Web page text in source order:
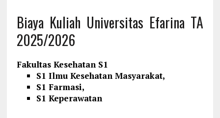
Biaya Kuliah Universitas Efarina TA
2025/2026
Fakultas Kesehatan S1
S1 Ilmu Kesehatan Masyarakat,
S1 Farmasi,
S1 Keperawatan